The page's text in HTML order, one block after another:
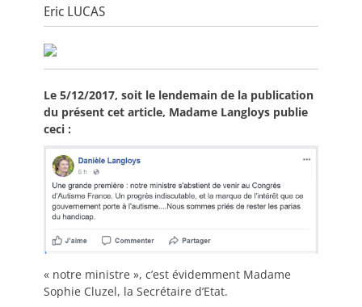
Eric LUCAS
Le 5/12/2017, soit le lendemain de la publication
du présent cet article, Madame Langloys publie
ceci :
« notre ministre », c’est évidemment Madame
Sophie Cluzel, la Secrétaire d’Etat.